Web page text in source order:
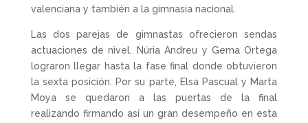
valenciana y también a la gimnasia nacional.
Las dos parejas de gimnastas ofrecieron sendas
actuaciones de nivel. Núria Andreu y Gema Ortega
lograron llegar hasta la fase final donde obtuvieron
la sexta posición. Por su parte, Elsa Pascual y Marta
Moya se quedaron a las puertas de la final
realizando firmando así un gran desempeño en esta